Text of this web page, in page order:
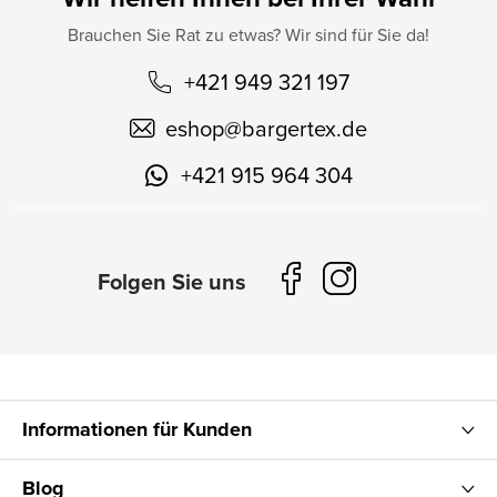
Brauchen Sie Rat zu etwas? Wir sind für Sie da!
+421 949 321 197
eshop@bargertex.de
+421 915 964 304
Informationen für Kunden
Blog